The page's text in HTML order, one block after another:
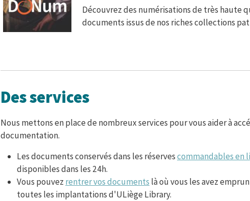
Découvrez des numérisations de très haute
documents issus de nos riches collections
Des services
Nous mettons en place de nombreux services pour vous aider à
documentation.
Les documents conservés dans les réservescommandables en
disponibles dans les 24h.
Vous pouvez rentrer vos documents là où vous les avez
toutes les implantations d'ULiège Library.